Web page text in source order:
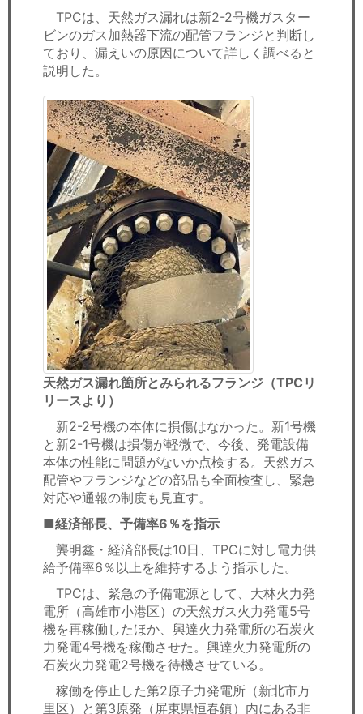
TPCは、天然ガス漏れは新2-2号機ガスター
ビンのガス加熱器下流の配管フランジと判断し
ており、漏えいの原因について詳しく調べると
説明した。
天然ガス漏れ箇所とみられるフランジ（TPCリ
リースより）
新2-2号機の本体に損傷はなかった。新1号機
と新2-1号機は損傷が軽微で、今後、発電設備
本体の性能に問題がないか点検する。天然ガス
配管やフランジなどの部品も全面検査し、緊急
対応や通報の制度も見直す。
■経済部長、予備率6％を指示
龔明鑫・経済部長は10日、TPCに対し電力供
給予備率6％以上を維持するよう指示した。
TPCは、緊急の予備電源として、大林火力発
電所（高雄市小港区）の天然ガス火力発電5号
機を再稼働したほか、興達火力発電所の石炭火
力発電4号機を稼働させた。興達火力発電所の
石炭火力発電2号機を待機させている。
稼働を停止した第2原子力発電所（新北市万
里区）と第3原発（屏東県恒春鎮）内にある非